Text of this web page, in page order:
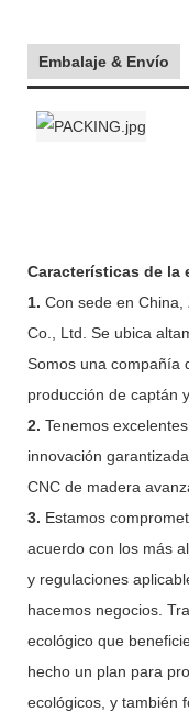
Embalaje & Envío
Características de la
1. Con sede en China,
Co., Ltd. Se ubica
Somos una compañía
producción de captán
2. Tenemos
innovación
CNC de madera
3. Estamos
acuerdo con los más
y regulaciones
hacemos negocios.
ecológico que
hecho un plan para
ecológicos, y también